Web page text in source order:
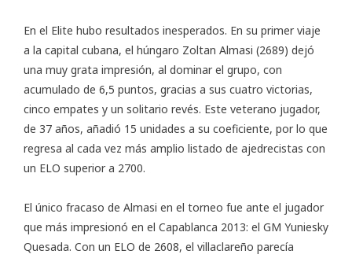
En el Elite hubo resultados inesperados. En su primer viaje
a la capital cubana, el húngaro Zoltan Almasi (2689) dejó
una muy grata impresión, al dominar el grupo, con
acumulado de 6,5 puntos, gracias a sus cuatro victorias,
cinco empates y un solitario revés. Este veterano jugador,
de 37 años, añadió 15 unidades a su coeficiente, por lo que
regresa al cada vez más amplio listado de ajedrecistas con
un ELO superior a 2700.
El único fracaso de Almasi en el torneo fue ante el jugador
que más impresionó en el Capablanca 2013: el GM Yuniesky
Quesada. Con un ELO de 2608, el villaclareño parecía